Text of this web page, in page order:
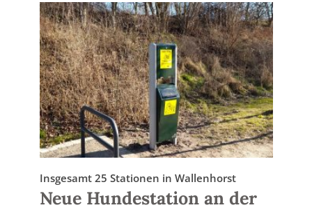
Insgesamt 25 Stationen in Wallenhorst
Neue Hundestation an der